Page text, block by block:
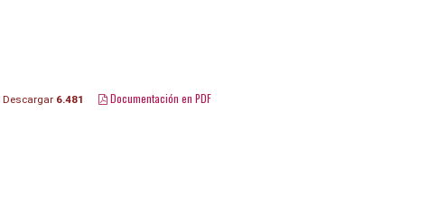
Descargar 6.481 Documentación en PDF